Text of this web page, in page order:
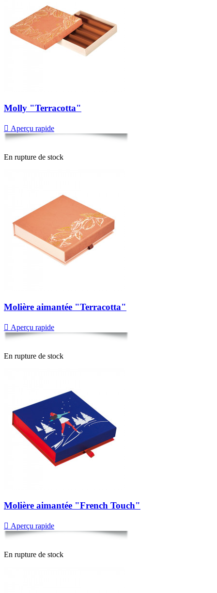
Molly "Terracotta"
 Aperçu rapide
En rupture de stock
Molière aimantée "Terracotta"
 Aperçu rapide
En rupture de stock
Molière aimantée "French Touch"
 Aperçu rapide
En rupture de stock